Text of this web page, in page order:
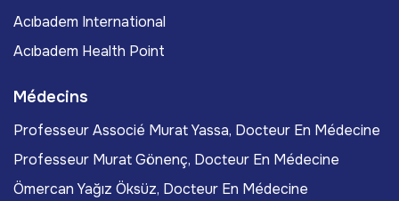
Acıbadem International
Acıbadem Health Point
Médecins
Professeur Associé Murat Yassa, Docteur En Médecine
Professeur Murat Gönenç, Docteur En Médecine
Ömercan Yağız Öksüz, Docteur En Médecine